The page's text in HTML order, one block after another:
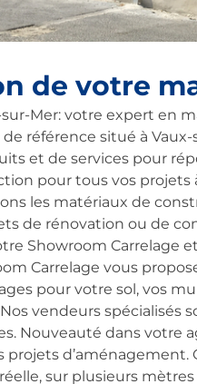
de votre
Mer: votre expert en
référence situé à
et de services pour
pour tous vos projets
les matériaux de
de rénovation ou de
Showroom Carrelage
Carrelage vous
pour votre sol, vos
vendeurs spécialisés
Nouveauté dans votre
projets
sur plusieurs